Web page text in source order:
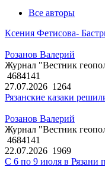
Все авторы
Ксения Фетисова-
Розанов Валерий
Журнал "Вестник
4684141
27.07.2026 1264
Рязанские казаки
Розанов Валерий
Журнал "Вестник
4684141
22.07.2026 1969
С 6 по 9 июля в Рязани